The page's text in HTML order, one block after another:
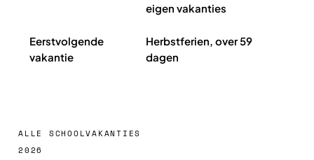
eigen vakanties
Eerstvolgende
vakantie
Herbstferien, over 59
dagen
ALLE SCHOOLVAKANTIES
2026